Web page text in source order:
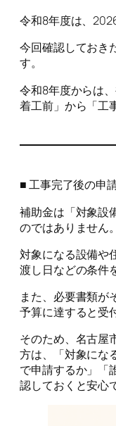
令和8年度は、
今回確認しておき
す。
令和8年度からは
着工前」から「工
■ 工事完了後の申
補助金は「対象設
のではありません。
対象になる設備や
渡し日などの条件
また、必要書類が
予算に達すると受
そのため、名古屋
方は、「対象にな
で申請するか」「
認しておくと安心